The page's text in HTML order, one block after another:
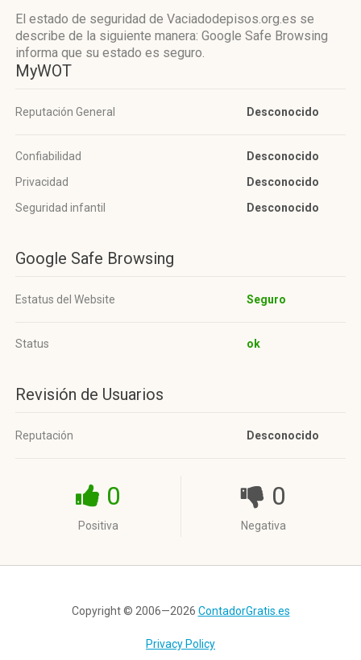
El estado de seguridad de Vaciadodepisos.org.es se
describe de la siguiente manera: Google Safe Browsing
informa que su estado es seguro.
MyWOT
Reputación General Desconocido
Confiabilidad
Desconocido
Privacidad
Desconocido
Seguridad infantil
Desconocido
Google Safe Browsing
Estatus del Website Seguro
Status ok
Revisión de Usuarios
Reputación Desconocido
0
Positiva
0
Negativa
Copyright © 2006—2026 ContadorGratis.es
Privacy Policy